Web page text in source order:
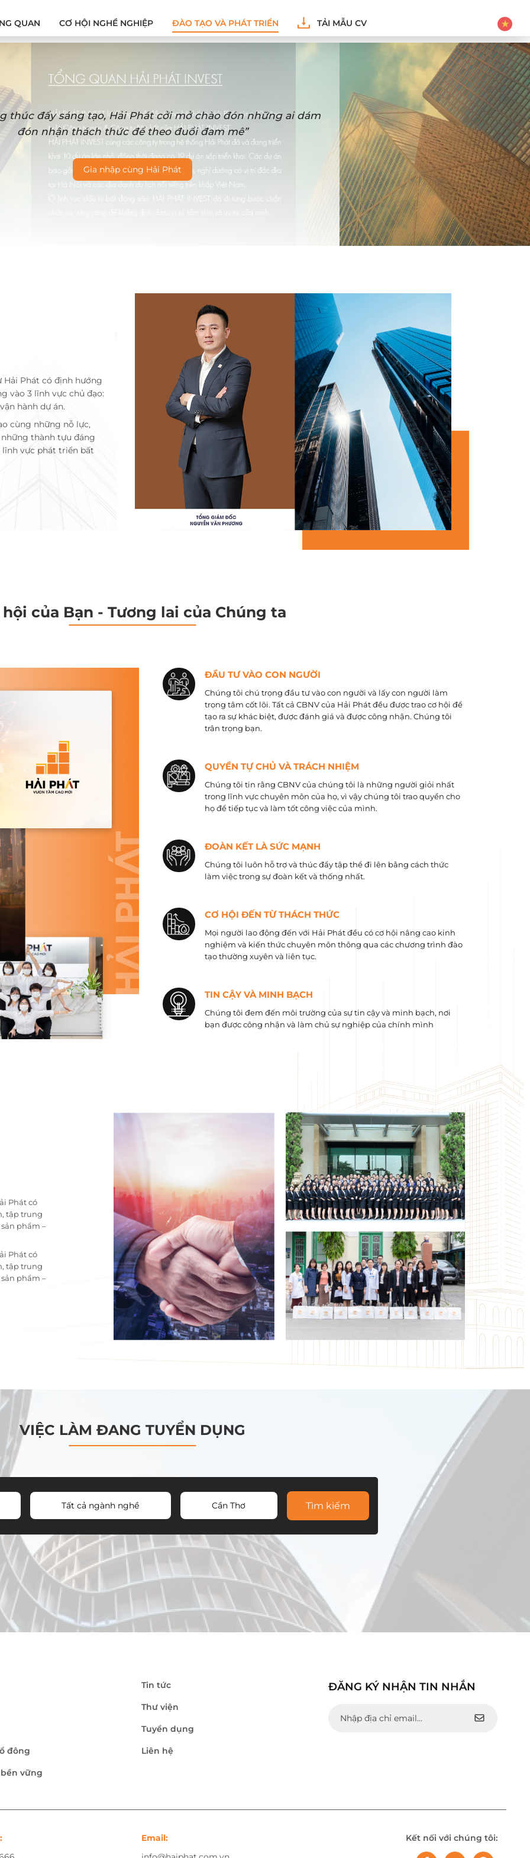
QUAN CƠ HỘI NGHỀ NGHIỆP ĐÀO TẠO VÀ PHÁT TRIỂN TẢI MẪU CV
thúc đẩy sáng tạo, Hải Phát cởi mở chào đón những ai dám
đón nhận thách thức để theo đuổi đam mê”
Gia nhập cùng Hải Phát
Hải Phát có định hướng
vào 3 lĩnh vực chủ đạo:
hành dự án.
cùng những nỗ lực,
những thành tựu đáng
vực phát triển bất
hội của Bạn - Tương lai của Chúng ta
ĐẦU TƯ VÀO CON NGƯỜI
Chúng tôi chú trọng đầu tư vào con người và lấy con người làm
trọng tâm cốt lõi. Tất cả CBNV của Hải Phát đều được trao cơ hội để
tạo ra sự khác biệt, được đánh giá và được công nhận. Chúng tôi
trân trọng bạn.
QUYỀN TỰ CHỦ VÀ TRÁCH NHIỆM
Chúng tôi tin rằng CBNV của chúng tôi là những người giỏi nhất
trong lĩnh vực chuyên môn của họ, vì vậy chúng tôi trao quyền cho
họ để tiếp tục và làm tốt công việc của mình.
ĐOÀN KẾT LÀ SỨC MẠNH
Chúng tôi luôn hỗ trợ và thúc đẩy tập thể đi lên bằng cách thức
làm việc trong sự đoàn kết và thống nhất.
CƠ HỘI ĐẾN TỪ THÁCH THỨC
Mọi người lao động đến với Hải Phát đều có cơ hội nâng cao kinh
nghiệm và kiến ​​thức chuyên môn thông qua các chương trình đào
tạo thường xuyên và liên tục.
TIN CẬY VÀ MINH BẠCH
Chúng tôi đem đến môi trường của sự tin cậy và minh bạch, nơi
bạn được công nhận và làm chủ sự nghiệp của chính mình
Phát có
tập trung
phẩm –
Phát có
tập trung
phẩm –
VIỆC LÀM ĐANG TUYỂN DỤNG
Tất cả ngành nghề Cần Thơ Tìm kiếm
đông
vững
Tin tức
Thư viện
Tuyển dụng
Liên hệ
ĐĂNG KÝ NHẬN TIN NHẮN
Email:
Kết nối với chúng tôi: